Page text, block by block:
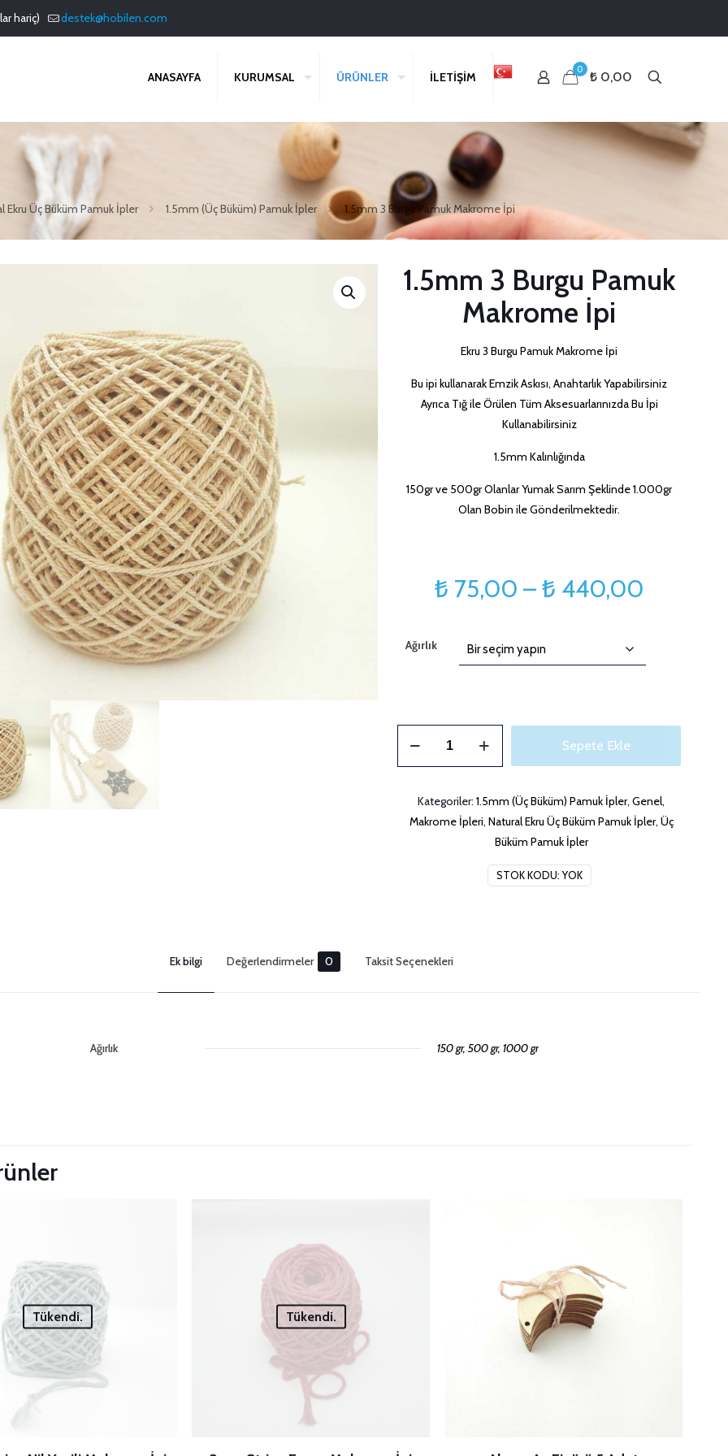
hariç) destek@hobilen.com
ANASAYFA KURUMSAL ÜRÜNLER İLETİŞİM
0 ₺ 0,00
Ekru Üç Büküm Pamuk İpler 1.5mm (Üç Büküm) Pamuk İpler 1.5mm 3 Burgu Pamuk Makrome İpi
1.5mm 3 Burgu Pamuk
Makrome İpi
Ekru 3 Burgu Pamuk Makrome İpi
Bu ipi kullanarak Emzik Askısı, Anahtarlık Yapabilirsiniz
Ayrıca Tığ ile Örülen Tüm Aksesuarlarınızda Bu İpi
Kullanabilirsiniz
1.5mm Kalınlığında
150gr ve 500gr Olanlar Yumak Sarım Şeklinde 1.000gr
Olan Bobin ile Gönderilmektedir.
₺ 75,00 –₺ 440,00
-
Ağırlık
Pamuk
Makrome
Sepete Ekle
STOK KODU:YOK
Kategoriler:1.5mm (Üç Büküm) Pamuk İpler,Genel,
Makrome İpleri, Natural Ekru Üç Büküm Pamuk İpler, Üç
Büküm Pamuk İpler
Ek bilgi Değerlendirmeler 0 Taksit Seçenekleri
Ağırlık 150 gr, 500 gr, 1000 gr
Derecelendirmeniz
yıldız
yıldız
5/5
yıldız
Tükendi. Tükendi.